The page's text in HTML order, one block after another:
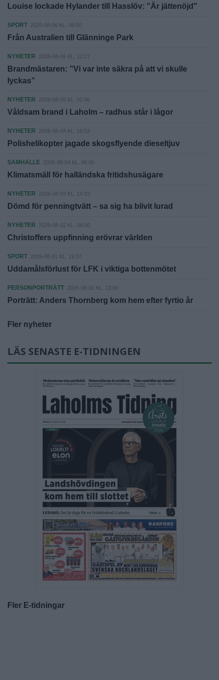
Louise lockade Hylander till Hasslöv: "Är jättenöjd"
SPORT 2026-08-06 KL. 06:00
Från Australien till Glänninge Park
NYHETER 2026-08-05 KL. 12:27
Brandmästaren: ”Vi var inte säkra på att vi skulle
lyckas”
NYHETER 2026-08-05 KL. 01:06
Våldsam brand i Laholm – radhus står i lågor
NYHETER 2026-08-04 KL. 16:53
Polishelikopter jagade skogsflyende dieseltjuv
SAMHÄLLE 2026-08-04 KL. 06:00
Klimatsmäll för halländska fritidshusägare
NYHETER 2026-08-03 KL. 14:03
Dömd för penningtvätt – sa sig ha blivit lurad
NYHETER 2026-08-02 KL. 06:00
Christoffers uppfinning erövrar världen
SPORT 2026-08-01 KL. 19:37
Uddamålsförlust för LFK i viktiga bottenmötet
PERSONPORTRÄTT 2026-08-01 KL. 13:00
Porträtt: Anders Thornberg kom hem efter fyrtio år
Fler nyheter
LÄS SENASTE E-TIDNINGEN
Fler E-tidningar